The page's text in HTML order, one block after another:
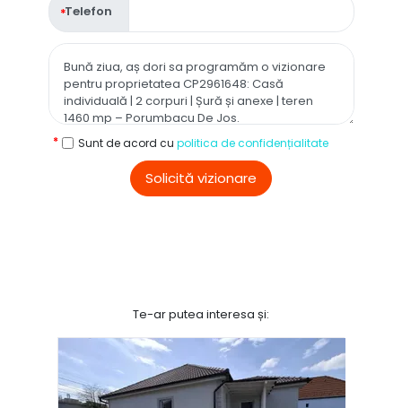
Telefon
Sunt de acord cu politica de confidențialitate
Solicită vizionare
Te-ar putea interesa și: